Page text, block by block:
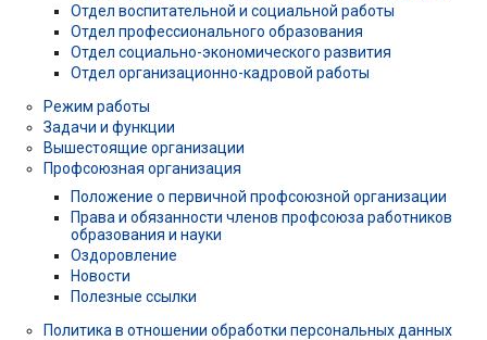
Отдел воспитательной и социальной работы
Отдел профессионального образования
Отдел социально-экономического развития
Отдел организационно-кадровой работы
Режим работы
Задачи и функции
Вышестоящие организации
Профсоюзная организация
Положение о первичной профсоюзной организации
Права и обязанности членов профсоюза работников
образования и науки
Оздоровление
Новости
Полезные ссылки
Политика в отношении обработки персональных данных